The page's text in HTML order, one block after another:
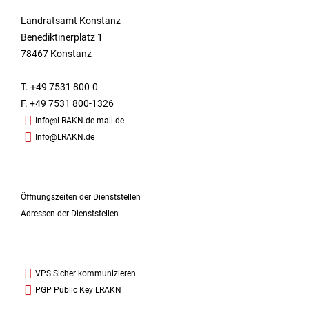
Landratsamt Konstanz
Benediktinerplatz 1
78467 Konstanz
T. +49 7531 800-0
F. +49 7531 800-1326
Info@LRAKN.de-mail.de
Info@LRAKN.de
Öffnungszeiten der Dienststellen
Adressen der Dienststellen
VPS Sicher kommunizieren
PGP Public Key LRAKN